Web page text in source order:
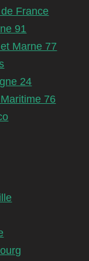
France
91
Marne 77
24
76